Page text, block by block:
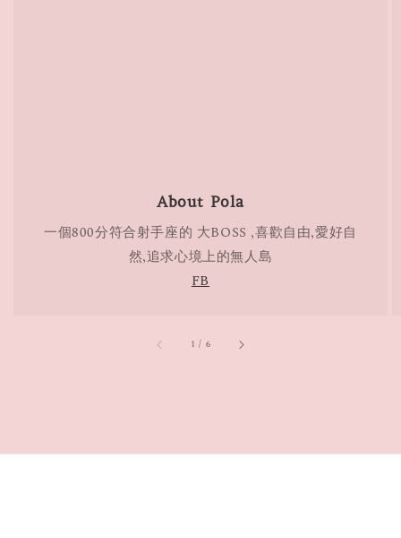
About Pola
一個800分符合射手座的 大BOSS ,喜歡自由,愛好自
然,追求心境上的無人島
FB
1 / accessibility.of
6